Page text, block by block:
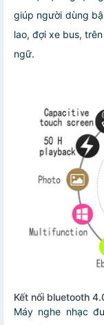
giúp người dùng
lao, đợi xe bus,
ngữ.
Kết nối bluetooth
Máy nghe nhạc